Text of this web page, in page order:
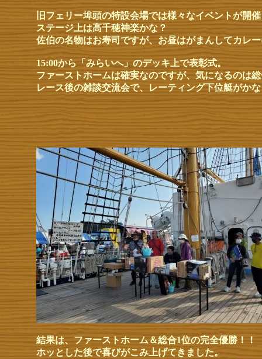
旧フェリー埠頭の特設会場では様々なイベントが開
ステージ上は高千穂神楽かな？
佐伯の名物はお寿司ですが、お昼はがまんしてカレ
15:00から「みらいへ」のデッキ上で表彰式。
ファーストホームは確実なのですが、気になるのは
レース後の雑談交流会で、レーティング下位艇がか
結果は、ファーストホーム＆総合1位の完全優勝！！
ホッとした後で喜びがこみ上げてきました。